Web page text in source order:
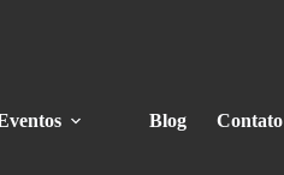
Blog Contato